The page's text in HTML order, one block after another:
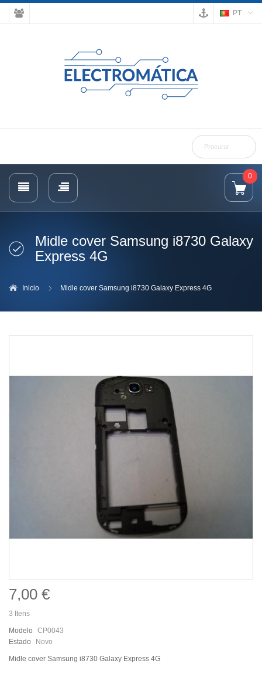
PT
0
Midle cover Samsung i8730 Galaxy
Express 4G
Inicio Midle cover Samsung i8730 Galaxy Express 4G
7,00 €
3 Itens
Modelo
CP0043
Estado
Novo
Midle cover Samsung i8730 Galaxy Express 4G